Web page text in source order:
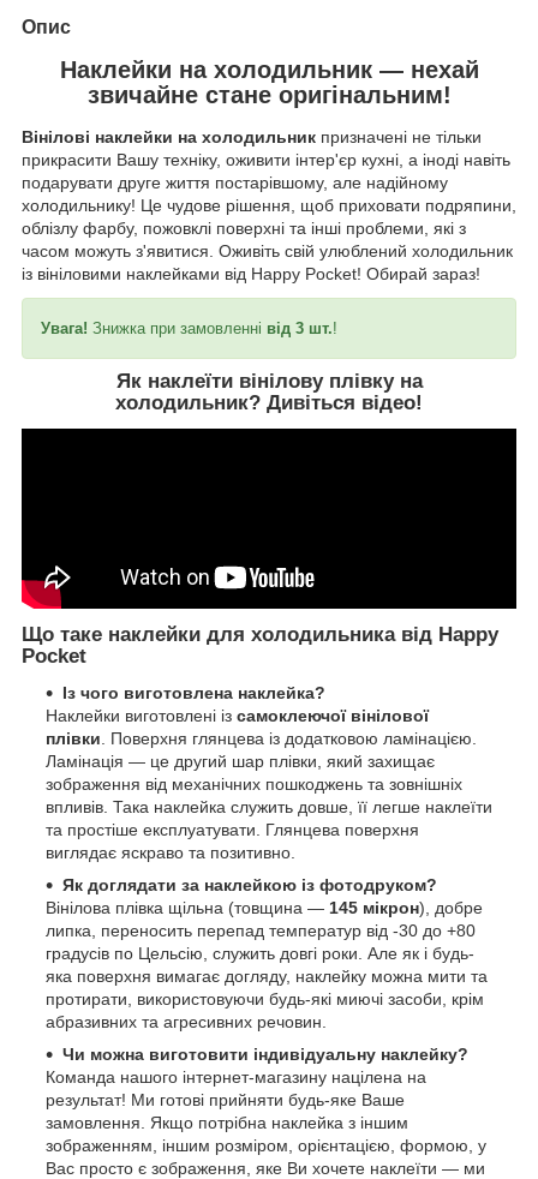
Опис
Наклейки на холодильник — нехай
звичайне стане оригінальним!
Вінілові наклейки на холодильник призначені не тільки
прикрасити Вашу техніку, оживити інтер'єр кухні, а іноді навіть
подарувати друге життя постарівшому, але надійному
холодильнику! Це чудове рішення, щоб приховати подряпини,
облізлу фарбу, пожовклі поверхні та інші проблеми, які з
часом можуть з'явитися. Оживіть свій улюблений холодильник
із вініловими наклейками від Happy Pocket! Обирай зараз!
Увага! Знижка при замовленні від 3 шт.!
Як наклеїти вінілову плівку на
холодильник? Дивіться відео!
Що таке наклейки для холодильника від Happy
Pocket
Із чого виготовлена наклейка?
Наклейки виготовлені із самоклеючої вінілової
плівки . Поверхня глянцева із додатковою ламінацією.
Ламінація — це другий шар плівки, який захищає
зображення від механічних пошкоджень та зовнішніх
впливів. Така наклейка служить довше, її легше наклеїти
та простіше експлуатувати. Глянцева поверхня
виглядає яскраво та позитивно.
Як доглядати за наклейкою із фотодруком?
Вінілова плівка щільна (товщина — 145 мікрон), добре
липка, переносить перепад температур від -30 до +80
градусів по Цельсію, служить довгі роки. Але як і будь-
яка поверхня вимагає догляду, наклейку можна мити та
протирати, використовуючи будь-які миючі засоби, крім
абразивних та агресивних речовин.
Чи можна виготовити індивідуальну наклейку?
Команда нашого інтернет-магазину націлена на
результат! Ми готові прийняти будь-яке Ваше
замовлення. Якщо потрібна наклейка з іншим
зображенням, іншим розміром, орієнтацією, формою, у
Вас просто є зображення, яке Ви хочете наклеїти — ми